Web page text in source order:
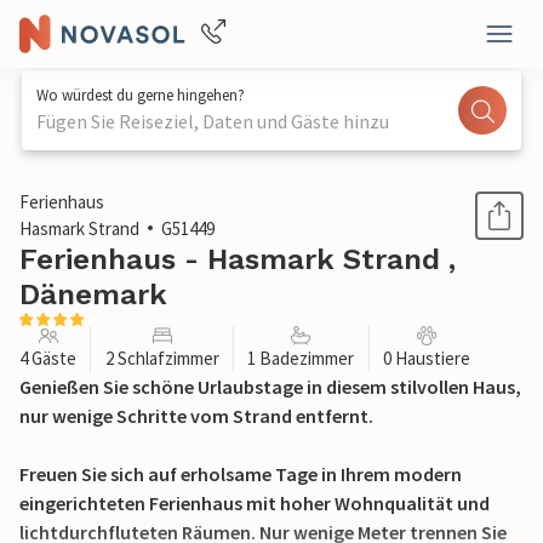
Wo würdest du gerne hingehen?
Fügen Sie Reiseziel, Daten und Gäste hinzu
1 / 17
Ferienhaus
Hasmark Strand
G51449
Ferienhaus - Hasmark Strand ,
Dänemark
4 Gäste 2 Schlafzimmer 1 Badezimmer 0 Haustiere
Genießen Sie schöne Urlaubstage in diesem stilvollen Haus,
nur wenige Schritte vom Strand entfernt.
Freuen Sie sich auf erholsame Tage in Ihrem modern
eingerichteten Ferienhaus mit hoher Wohnqualität und
lichtdurchfluteten Räumen. Nur wenige Meter trennen Sie